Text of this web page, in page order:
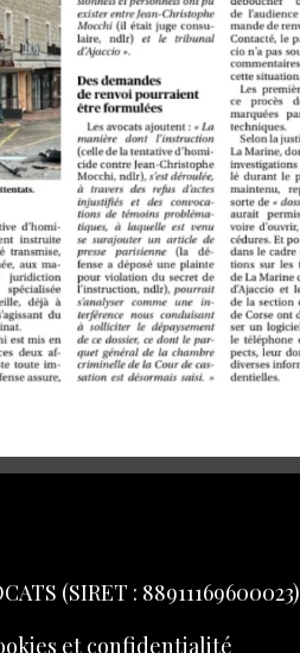
(SIRET : 88911169600023)
et confidentialité